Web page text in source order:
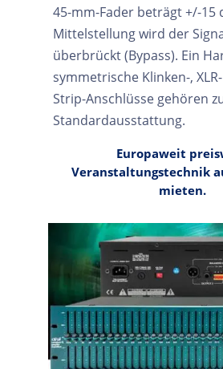
45-mm-Fader beträgt +/-15
Mittelstellung wird der
überbrückt (Bypass). Ein
symmetrische Klinken-,
Strip-Anschlüsse gehören
Standardausstattung.
Europaweit
Veranstaltungstechnik
mieten.